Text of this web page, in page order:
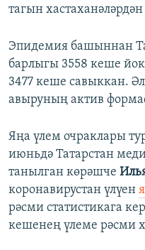
тагын
Эпидемия башыннан
барлыгы 3558 кеше
3477 кеше савыккан.
авыруның актив
Яңа үлем очраклары
июньдә Татарстан
танылган көрәшче
коронавирустан үлүен
рәсми статистикага
кешенең үлеме рәсми